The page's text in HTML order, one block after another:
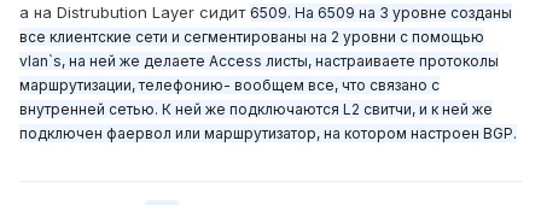
а на Distrubution Layer сидит 6509. На 6509 на 3 уровне созданы
все клиентские сети и сегментированы на 2 уровни с помощью
vlan`s, на ней же делаете Access листы, настраиваете протоколы
маршрутизации, телефонию- вообщем все, что связано с
внутренней сетью. К ней же подключаются L2 свитчи, и к ней же
подключен фаервол или маршрутизатор, на котором настроен BGP.